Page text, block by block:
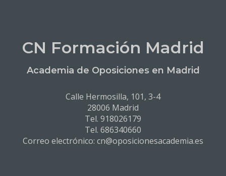
CN Formación Madrid
Academia de Oposiciones en Madrid
Calle Hermosilla, 101, 3-4
28006 Madrid
Tel. 918026179
Tel. 686340660
Correo electrónico: cn@oposicionesacademia.es